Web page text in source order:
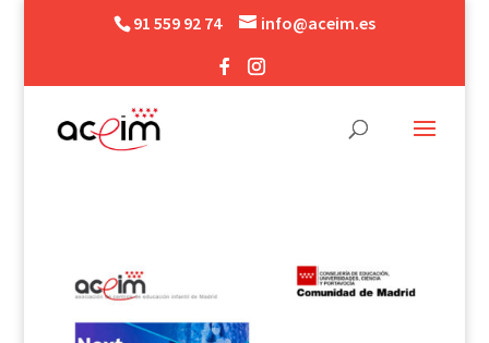
91 559 92 74 info@aceim.es